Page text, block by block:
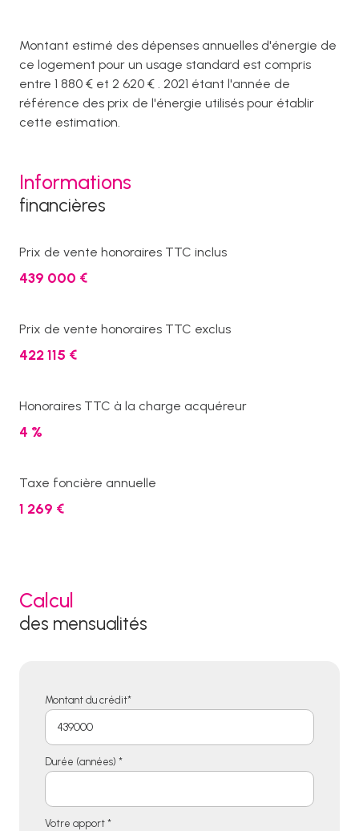
Montant estimé des dépenses annuelles d'énergie de
ce logement pour un usage standard est compris
entre 1 880 € et 2 620 € . 2021 étant l'année de
référence des prix de l'énergie utilisés pour établir
cette estimation.
Informations
financières
Prix de vente honoraires TTC inclus
439 000 €
Prix de vente honoraires TTC exclus
422 115 €
Honoraires TTC à la charge acquéreur
4 %
Taxe foncière annuelle
1 269 €
Calcul
des mensualités
Montant du crédit*
Durée (années) *
Votre apport *